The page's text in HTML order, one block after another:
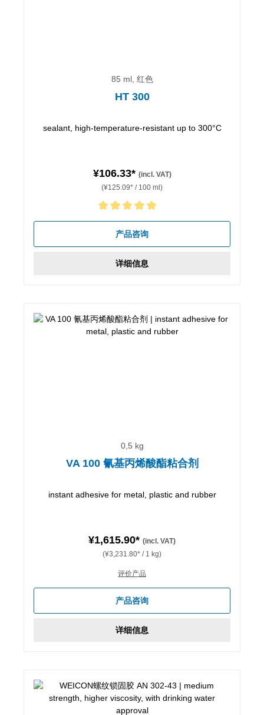
85 ml, 红色
HT 300
sealant, high-temperature-resistant up to 300°C
¥106.33* (incl. VAT)
(¥125.09* / 100 ml)
Average rating of 5 out of 5 stars
产品咨询
详细信息
0,5 kg
VA 100 氰基丙烯酸酯粘合剂
instant adhesive for metal, plastic and rubber
¥1,615.90* (incl. VAT)
(¥3,231.80* / 1 kg)
评价产品
产品咨询
详细信息